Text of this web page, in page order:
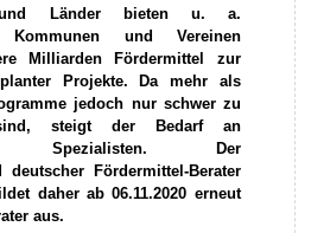
Länder bieten u. a.
Kommunen und Vereinen
Milliarden Fördermittel zur
Projekte. Da mehr als
jedoch nur schwer zu
steigt der Bedarf an
Spezialisten. Der
deutscher Fördermittel-Berater
daher ab 06.11.2020 erneut
aus.